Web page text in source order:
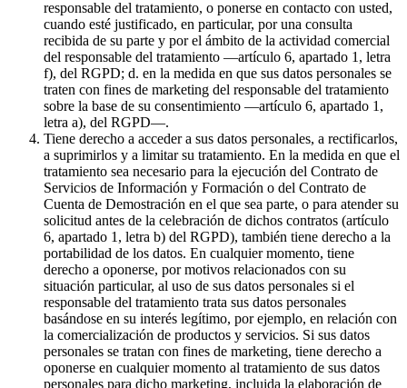
responsable del tratamiento, o ponerse en contacto con usted,
cuando esté justificado, en particular, por una consulta
recibida de su parte y por el ámbito de la actividad comercial
del responsable del tratamiento —artículo 6, apartado 1, letra
f), del RGPD; d. en la medida en que sus datos personales se
traten con fines de marketing del responsable del tratamiento
sobre la base de su consentimiento —artículo 6, apartado 1,
letra a), del RGPD—.
Tiene derecho a acceder a sus datos personales, a rectificarlos,
a suprimirlos y a limitar su tratamiento. En la medida en que el
tratamiento sea necesario para la ejecución del Contrato de
Servicios de Información y Formación o del Contrato de
Cuenta de Demostración en el que sea parte, o para atender su
solicitud antes de la celebración de dichos contratos (artículo
6, apartado 1, letra b) del RGPD), también tiene derecho a la
portabilidad de los datos. En cualquier momento, tiene
derecho a oponerse, por motivos relacionados con su
situación particular, al uso de sus datos personales si el
responsable del tratamiento trata sus datos personales
basándose en su interés legítimo, por ejemplo, en relación con
la comercialización de productos y servicios. Si sus datos
personales se tratan con fines de marketing, tiene derecho a
oponerse en cualquier momento al tratamiento de sus datos
personales para dicho marketing, incluida la elaboración de